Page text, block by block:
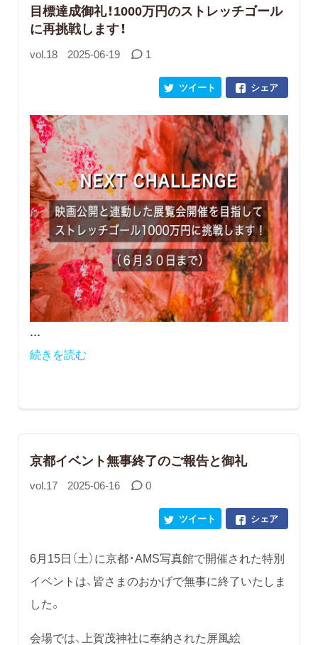
目標達成御礼！1000万円のストレッチゴール
に再挑戦します！
vol.18 2025-06-19 1
シェア
ツイート
...
続きを読む
京都イベント無事終了のご報告と御礼
vol.17 2025-06-16 0
シェア
ツイート
6月15日（土）に京都・AMS写真館で開催された特別
イベントは、皆さまのおかげで無事に終了いたしま
した。
会場では、上賀茂神社に奉納された屏風絵